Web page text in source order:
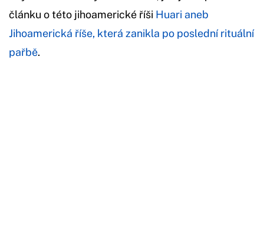
článku o této jihoamerické říši Huari aneb
Jihoamerická říše, která zanikla po poslední rituální
pařbě.